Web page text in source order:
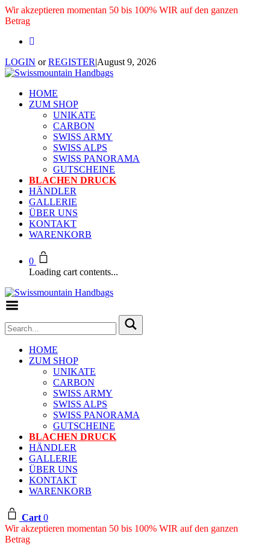
Wir akzeptieren momentan 50 bis 100% WIR auf den ganzen
Betrag
LOGIN orREGISTER|August 9, 2026
HOME
ZUM SHOP
UNIKATE
CARBON
SWISS ARMY
SWISS ALPS
SWISS PANORAMA
GUTSCHEINE
BLACHEN DRUCK
HÄNDLER
GALLERIE
ÜBER UNS
KONTAKT
WARENKORB
0
Loading cart contents...
HOME
ZUM SHOP
UNIKATE
CARBON
SWISS ARMY
SWISS ALPS
SWISS PANORAMA
GUTSCHEINE
BLACHEN DRUCK
HÄNDLER
GALLERIE
ÜBER UNS
KONTAKT
WARENKORB
Cart 0
Wir akzeptieren momentan 50 bis 100% WIR auf den ganzen
Betrag